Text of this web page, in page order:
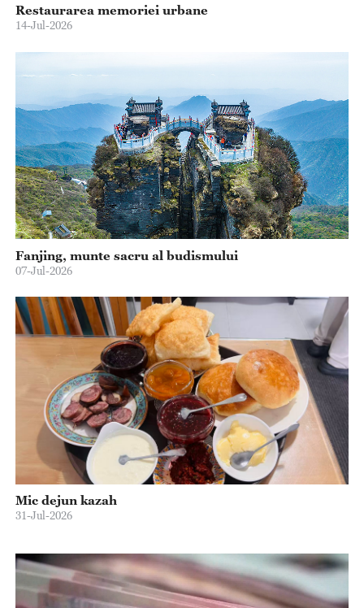
Restaurarea memoriei urbane
14-Jul-2026
Fanjing, munte sacru al budismului
07-Jul-2026
Mic dejun kazah
31-Jul-2026